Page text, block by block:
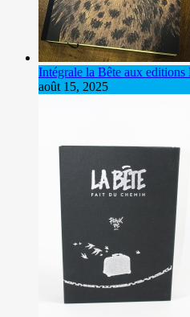
Intégrale la Bête aux
août 15, 2025